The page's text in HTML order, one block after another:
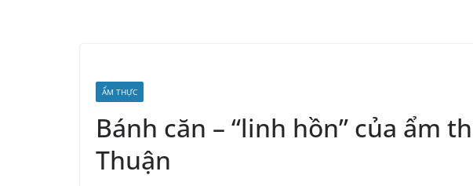
ẨM THỰC
Bánh căn – “linh hồn” của ẩm
Thuận